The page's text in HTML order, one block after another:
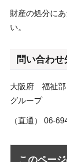
財産の処分に
い。
問い合わせ
大阪府 福祉
グループ
（直通） 06-
このペー